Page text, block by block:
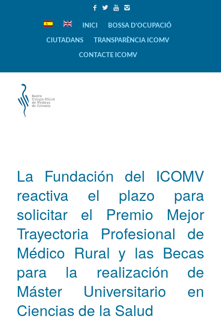
INICI BOSSA D’OCUPACIÓ
CIUTADANS TRANSPARÈNCIA ICOMV
CONTACTE ICOMV
La Fundación del ICOMV
reactiva el plazo para
solicitar el Premio Mejor
Trayectoria Profesional de
Médico Rural y las Becas
para la realización de
Máster Universitario en
Ciencias de la Salud